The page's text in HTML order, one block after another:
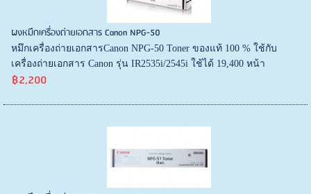
ผงหมึกเครื่องถ่ายเอกสาร Canon NPG-50
หมึกเครื่องถ่ายเอกสารCanon NPG-50 Toner ของแท้ 100 % ใช้กับ
เครื่องถ่ายเอกสาร Canon รุ่น IR2535i/2545i ใช้ได้ 19,400 หน้า
฿2,200